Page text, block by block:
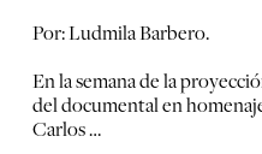
Por: Ludmila Barbero.
En la semana de la
del documental en
Carlos …